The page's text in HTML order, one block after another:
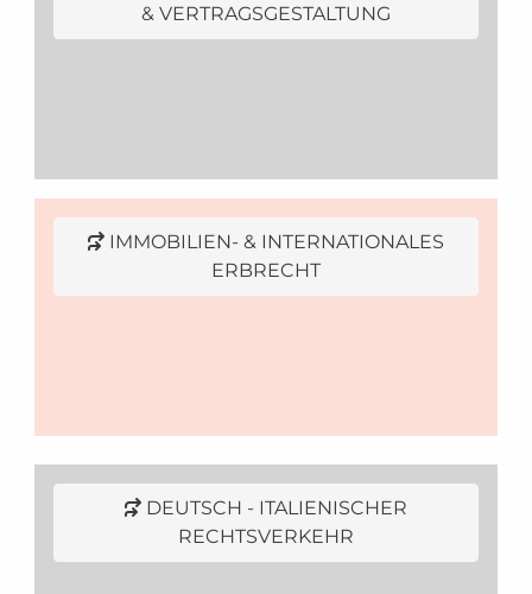
& VERTRAGSGESTALTUNG
IMMOBILIEN- & INTERNATIONALES
ERBRECHT
DEUTSCH - ITALIENISCHER
RECHTSVERKEHR